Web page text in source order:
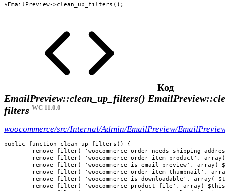
$EmailPreview->clean_up_filters();
Код
EmailPreview::clean_up_filters()
filters WC 11.0.0
woocommerce/src/Internal/Admin/EmailPreview/
public function clean_up_filters() {